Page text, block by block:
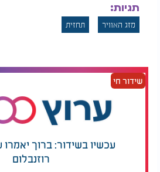
תגיות:
מזג האוויר תחזית
שידור חי
עכשיו בשידור: ברוך
רוזנבלום